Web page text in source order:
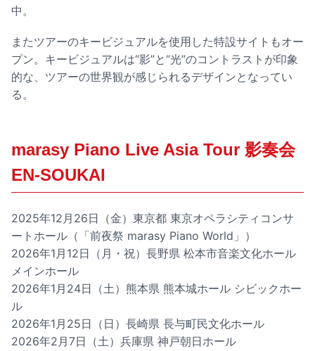
中。
またツアーのキービジュアルを使用した特設サイトもオー
プン。キービジュアルは“影”と“光”のコントラストが印象
的な、ツアーの世界観が感じられるデザインとなってい
る。
marasy Piano Live Asia Tour 影奏会
EN-SOUKAI
2025年12月26日（金）東京都 東京オペラシティコンサ
ートホール（「前夜祭 marasy Piano World」）
2026年1月12日（月・祝）長野県 松本市音楽文化ホール
メインホール
2026年1月24日（土）熊本県 熊本城ホール シビックホー
ル
2026年1月25日（日）長崎県 長与町民文化ホール
2026年2月7日（土）兵庫県 神戸朝日ホール